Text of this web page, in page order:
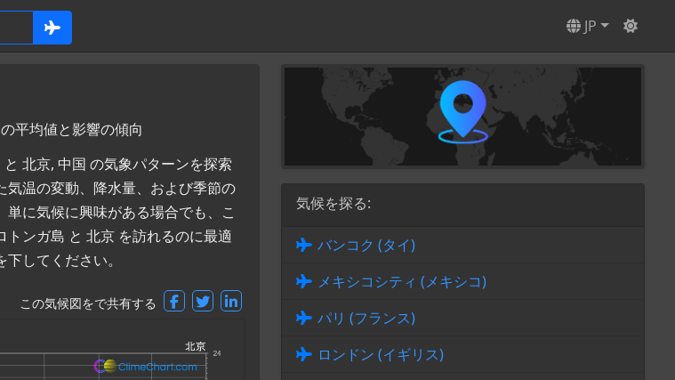
JP
平均値と影響の傾向
北京, 中国 の気象パターンを探索
気温の変動、降水量、および季節の
に気候に興味がある場合でも、こ
ンガ島 と 北京 を訪れるのに最適
してください。
この気候図をで共有する
気候を探る:
バンコク (タイ)
メキシコシティ (メキシコ)
パリ (フランス)
ロンドン (イギリス)